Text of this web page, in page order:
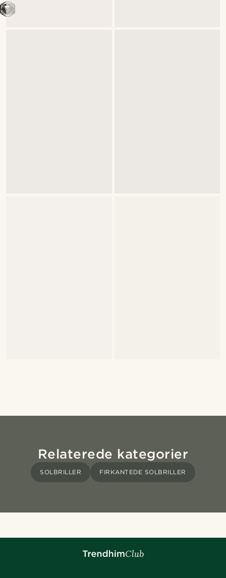
Relaterede kategorier
SOLBRILLER FIRKANTEDE SOLBRILLER